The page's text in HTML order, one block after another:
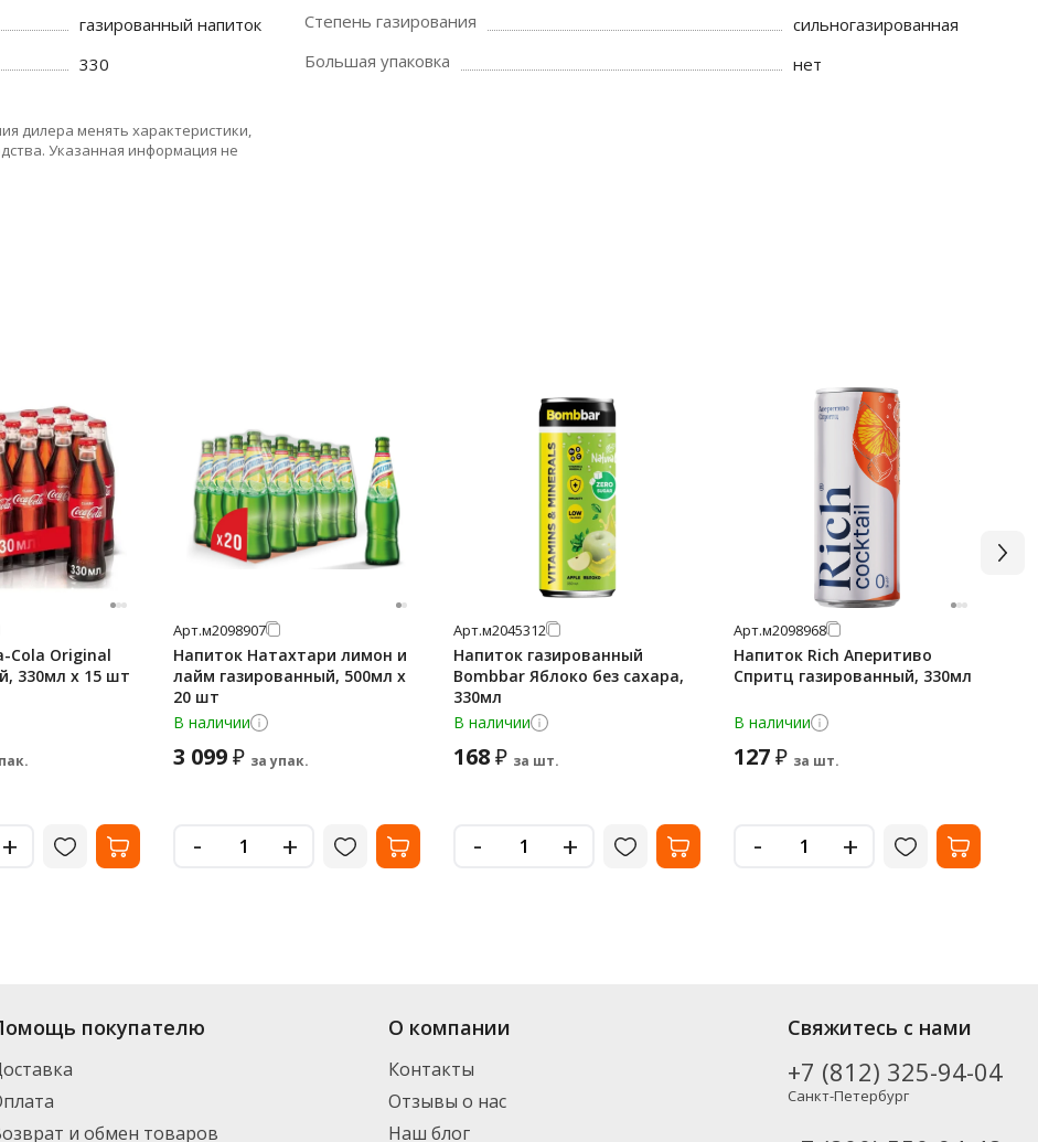
газированный напиток
330
Степень газирования
сильногазированная
Большая упаковка
нет
дилера менять характеристики,
Указанная информация не
Cola Original
330мл x 15 шт
+
Арт.м2098907
Напиток Натахтари лимон и
лайм газированный, 500мл x
20 шт
В наличии
3 099₽ за упак.
- +
Арт.м2045312
Напиток газированный
Bombbar Яблоко без сахара,
330мл
В наличии
168₽ за шт.
- +
Арт.м2098968
Напиток Rich Аперитиво
Спритц газированный, 330мл
В наличии
127₽ за шт.
- +
покупателю
и обмен товаров
О компании
Контакты
Отзывы о нас
Наш блог
Свяжитесь с нами
+7 (812) 325-94-04
Санкт-Петербург